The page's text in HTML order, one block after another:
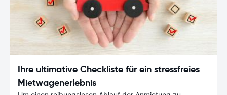
Ihre ultimative Checkliste für ein stressfreies
Mietwagenerlebnis